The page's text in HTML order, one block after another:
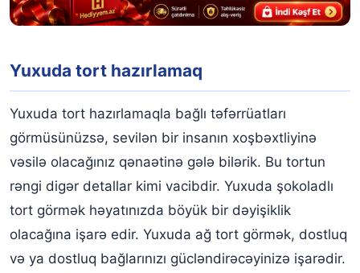
Yuxuda tort hazırlamaq
Yuxuda tort hazırlamaqla bağlı təfərrüatları
görmüsünüzsə, sevilən bir insanın xoşbəxtliyinə
vəsilə olacağınız qənaətinə gələ bilərik. Bu tortun
rəngi digər detallar kimi vacibdir. Yuxuda şokoladlı
tort görmək həyatınızda böyük bir dəyişiklik
olacağına işarə edir. Yuxuda ağ tort görmək, dostluq
və ya dostluq bağlarınızı gücləndirəcəyinizə işarədir.